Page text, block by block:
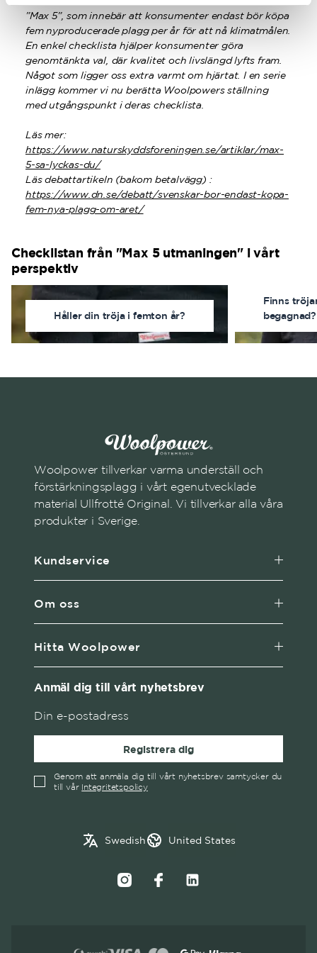
”Max 5”, som innebär att konsumenter endast bör köpa
fem nyproducerade plagg per år för att nå klimatmålen.
En enkel checklista hjälper konsumenter göra
genomtänkta val, där kvalitet och livslängd lyfts fram.
Något som ligger oss extra varmt om hjärtat. I en serie
inlägg kommer vi nu berätta Woolpowers ställning
med utgångspunkt i deras checklista.
Läs mer:
https://www.naturskyddsforeningen.se/artiklar/max-
5-sa-lyckas-du/
Läs debattartikeln (bakom betalvägg) :
https://www.dn.se/debatt/svenskar-bor-endast-kopa-
fem-nya-plagg-om-aret/
Checklistan från "Max 5 utmaningen" i vårt
perspektiv
Håller din tröja i femton år?
Finns
begagnad?
Woolpower tillverkar varma underställ och
förstärkningsplagg i vårt egenutvecklade
material Ullfrotté Original. Vi tillverkar alla våra
produkter i Sverige.
Kundservice
Om oss
Hitta Woolpower
Anmäl dig till vårt nyhetsbrev
Registrera dig
Genom att anmäla dig till vårt nyhetsbrev samtycker du
till vår Integritetspolicy
Swedish
✓
Swedish
United States
Belgium
Croatia
Estonia